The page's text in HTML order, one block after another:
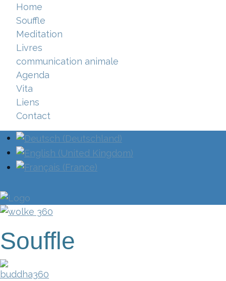
Home
Souffle
Meditation
Livres
communication animale
Agenda
Vita
Liens
Contact
Sélectionnez votre langue
Souffle